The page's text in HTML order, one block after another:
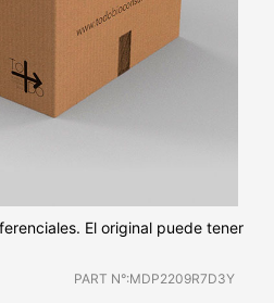
El original puede tener
PART N°:MDP2209R7D3Y